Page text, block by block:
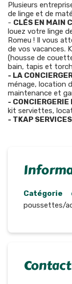
Plusieurs
de linge et de
- CLÉS EN MAIN
louez votre linge
Romeu ! Il vous
de vos vacances.
(housse de
bain, tapis et
- LA
ménage, location
maintenance et
- CONCIERGERIE
kit serviettes,
- TKAP
Catégorie
poussettes/